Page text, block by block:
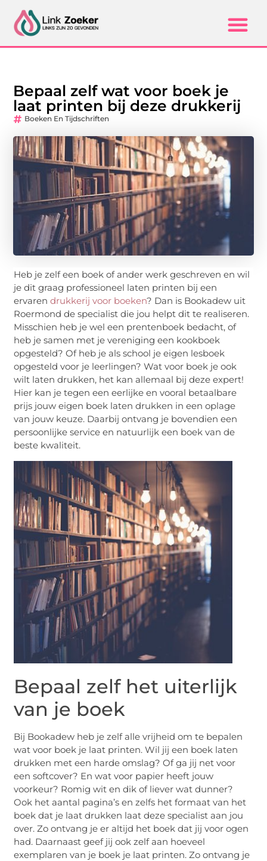
Bepaal zelf wat voor boek je
laat printen bij deze drukkerij
Boeken En Tijdschriften
Heb je zelf een boek of ander werk geschreven en wil
je dit graag professioneel laten printen bij een
ervarendrukkerij voor boeken? Dan is Bookadew uit
Roermond de specialist die jou helpt dit te realiseren.
Misschien heb je wel een prentenboek bedacht, of
heb je samen met je vereniging een kookboek
opgesteld? Of heb je als school je eigen lesboek
opgesteld voor je leerlingen? Wat voor boek je ook
wilt laten drukken, het kan allemaal bij deze expert!
Hier kan je tegen een eerlijke en vooral betaalbare
prijs jouw eigen boek laten drukken in een oplage
van jouw keuze. Daarbij ontvang je bovendien een
persoonlijke service en natuurlijk een boek van de
beste kwaliteit.
Bepaal zelf het uiterlijk
van je boek
Bij Bookadew heb je zelf alle vrijheid om te bepalen
wat voor boek je laat printen. Wil jij een boek laten
drukken met een harde omslag? Of ga jij net voor
een softcover? En wat voor papier heeft jouw
voorkeur? Romig wit en dik of liever wat dunner?
Ook het aantal pagina’s en zelfs het formaat van het
boek dat je laat drukken laat deze specialist aan jou
over. Zo ontvang je er altijd het boek dat jij voor ogen
had. Daarnaast geef jij ook zelf aan hoeveel
exemplaren van je boek je laat printen. Zo ontvang je